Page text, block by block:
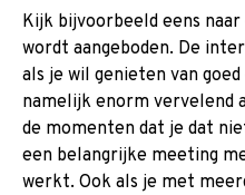
Kijk bijvoorbeeld eens
wordt aangeboden. De
als je wil genieten van
namelijk enorm vervelend
de momenten dat je dat
een belangrijke meeting
werkt. Ook als je met